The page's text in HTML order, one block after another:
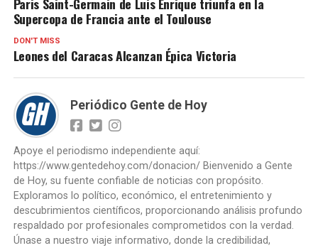
Supercopa de Francia ante el Toulouse
DON'T MISS
Leones del Caracas Alcanzan Épica Victoria
Periódico Gente de Hoy
Apoye el periodismo independiente aquí:
https://www.gentedehoy.com/donacion/ Bienvenido a Gente
de Hoy, su fuente confiable de noticias con propósito.
Exploramos lo político, económico, el entretenimiento y
descubrimientos científicos, proporcionando análisis profundo
respaldado por profesionales comprometidos con la verdad.
Únase a nuestro viaje informativo, donde la credibilidad,